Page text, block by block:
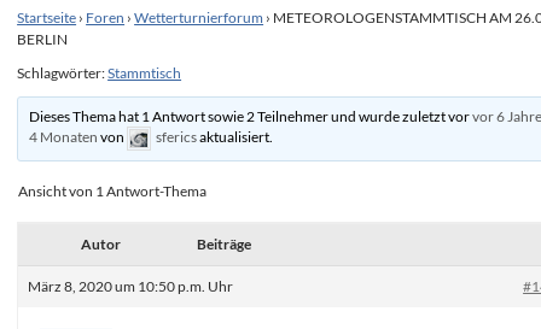
Startseite › Foren › Wetterturnierforum › METEOROLOGENSTAMMTISCH AM
BERLIN
Schlagwörter:Stammtisch
Dieses Thema hat 1 Antwort sowie 2 Teilnehmer und wurde zuletzt vorvor 6
4 Monaten von sfericsaktualisiert.
Ansicht von 1 Antwort-Thema
Autor Beiträge
März 8, 2020 um 10:50 p.m. Uhr